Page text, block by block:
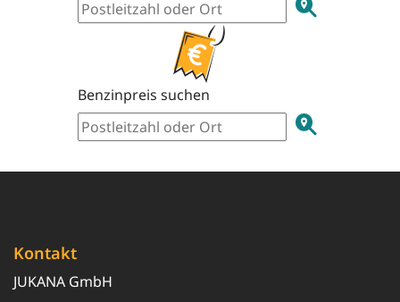
Benzinpreis suchen
Kontakt
JUKANA GmbH